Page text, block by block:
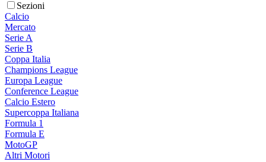
Sezioni
Calcio
Mercato
Serie A
Serie B
Coppa Italia
Champions League
Europa League
Conference League
Calcio Estero
Supercoppa Italiana
Formula 1
Formula E
MotoGP
Altri Motori